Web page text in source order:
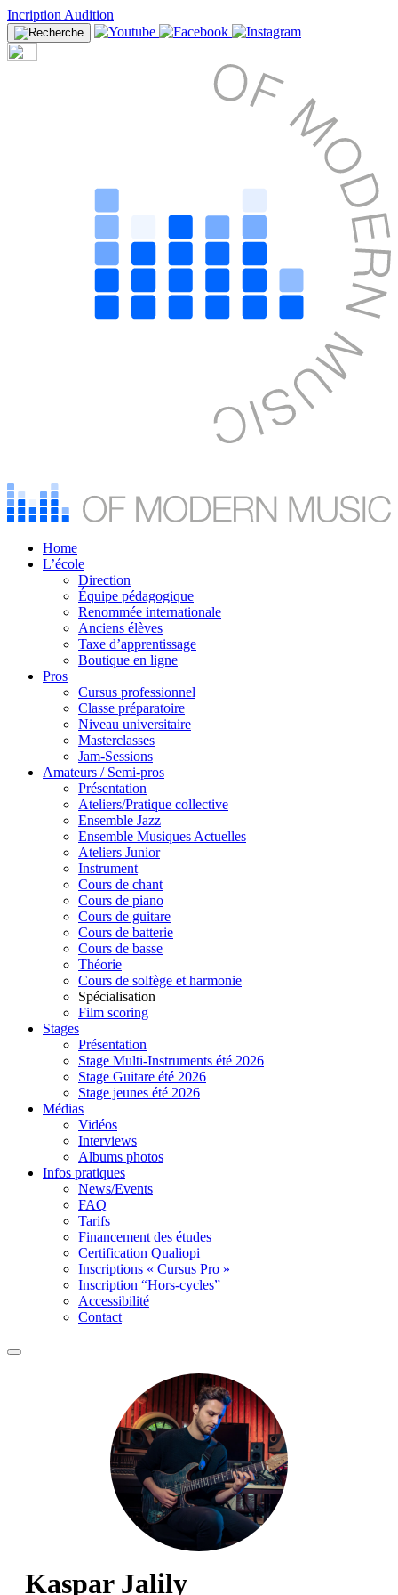
Incription Audition
Home
L’école
Direction
Équipe pédagogique
Renommée internationale
Anciens élèves
Taxe d’apprentissage
Boutique en ligne
Pros
Cursus professionnel
Classe préparatoire
Niveau universitaire
Masterclasses
Jam-Sessions
Amateurs / Semi-pros
Présentation
Ateliers/Pratique collective
Ensemble Jazz
Ensemble Musiques Actuelles
Ateliers Junior
Instrument
Cours de chant
Cours de piano
Cours de guitare
Cours de batterie
Cours de basse
Théorie
Cours de solfège et harmonie
Spécialisation
Film scoring
Stages
Présentation
Stage Multi-Instruments été 2026
Stage Guitare été 2026
Stage jeunes été 2026
Médias
Vidéos
Interviews
Albums photos
Infos pratiques
News/Events
FAQ
Tarifs
Financement des études
Certification Qualiopi
Inscriptions « Cursus Pro »
Inscription “Hors-cycles”
Accessibilité
Contact
Kaspar Jalily